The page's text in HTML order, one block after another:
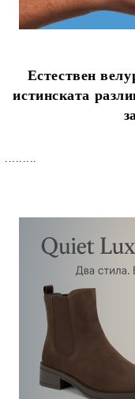
Естествен
истинската
.........